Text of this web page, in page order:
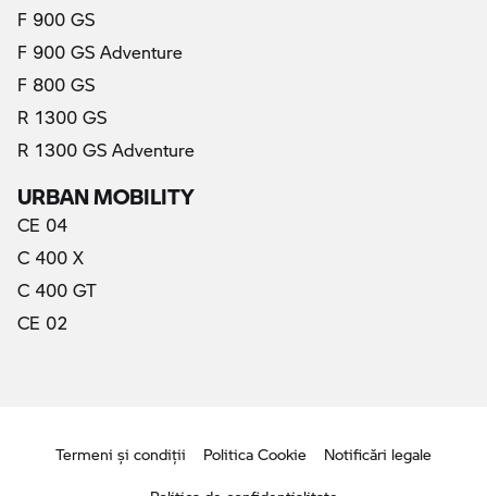
F 900 GS
F 900 GS Adventure
F 800 GS
R 1300 GS
R 1300 GS Adventure
URBAN MOBILITY
CE 04
C 400 X
C 400 GT
CE 02
Termeni şi condiţii Politica Cookie
Notificări legale